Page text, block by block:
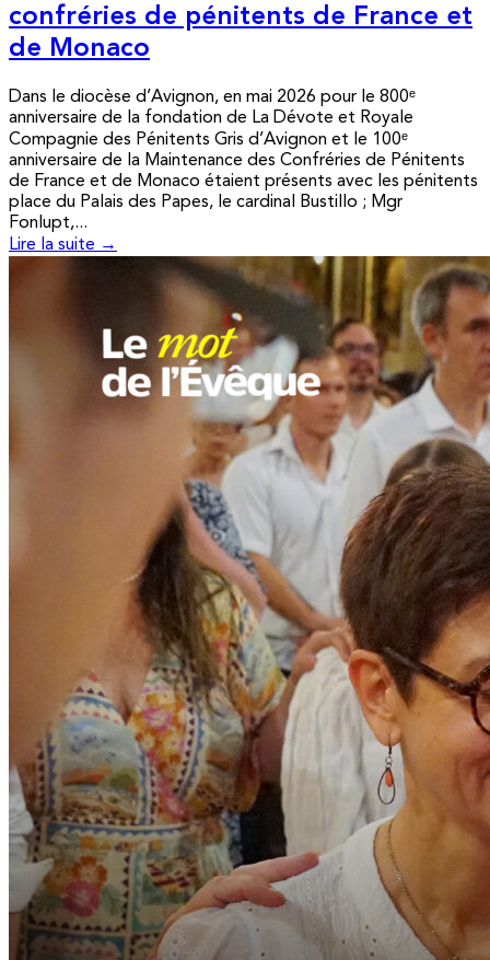
confréries de pénitents de France et
de Monaco
Dans le diocèse d’Avignon, en mai 2026 pour le 800ᵉ
anniversaire de la fondation de La Dévote et Royale
Compagnie des Pénitents Gris d’Avignon et le 100ᵉ
anniversaire de la Maintenance des Confréries de Pénitents
de France et de Monaco étaient présents avec les pénitents
place du Palais des Papes, le cardinal Bustillo ; Mgr
Fonlupt,...
Lire la suite →